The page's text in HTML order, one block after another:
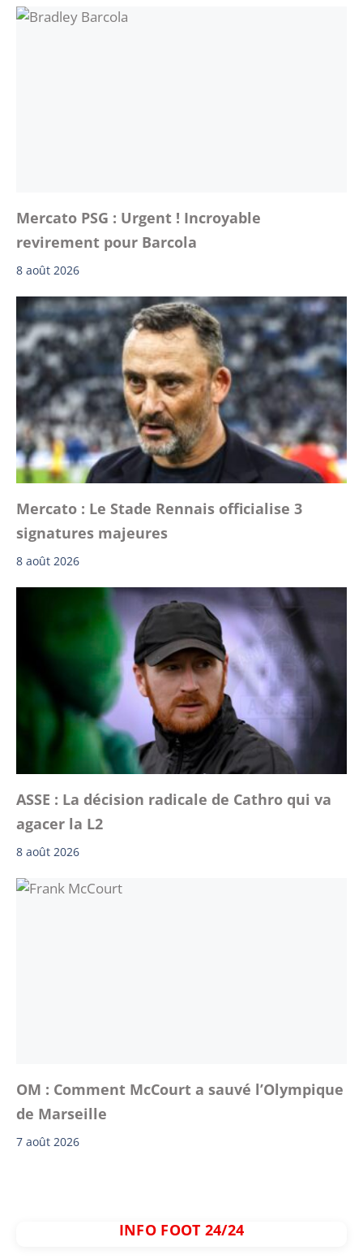
Mercato PSG : Urgent ! Incroyable
revirement pour Barcola
8 août 2026
Mercato : Le Stade Rennais officialise 3
signatures majeures
8 août 2026
ASSE : La décision radicale de Cathro qui va
agacer la L2
8 août 2026
OM : Comment McCourt a sauvé l’Olympique
de Marseille
7 août 2026
INFO FOOT 24/24